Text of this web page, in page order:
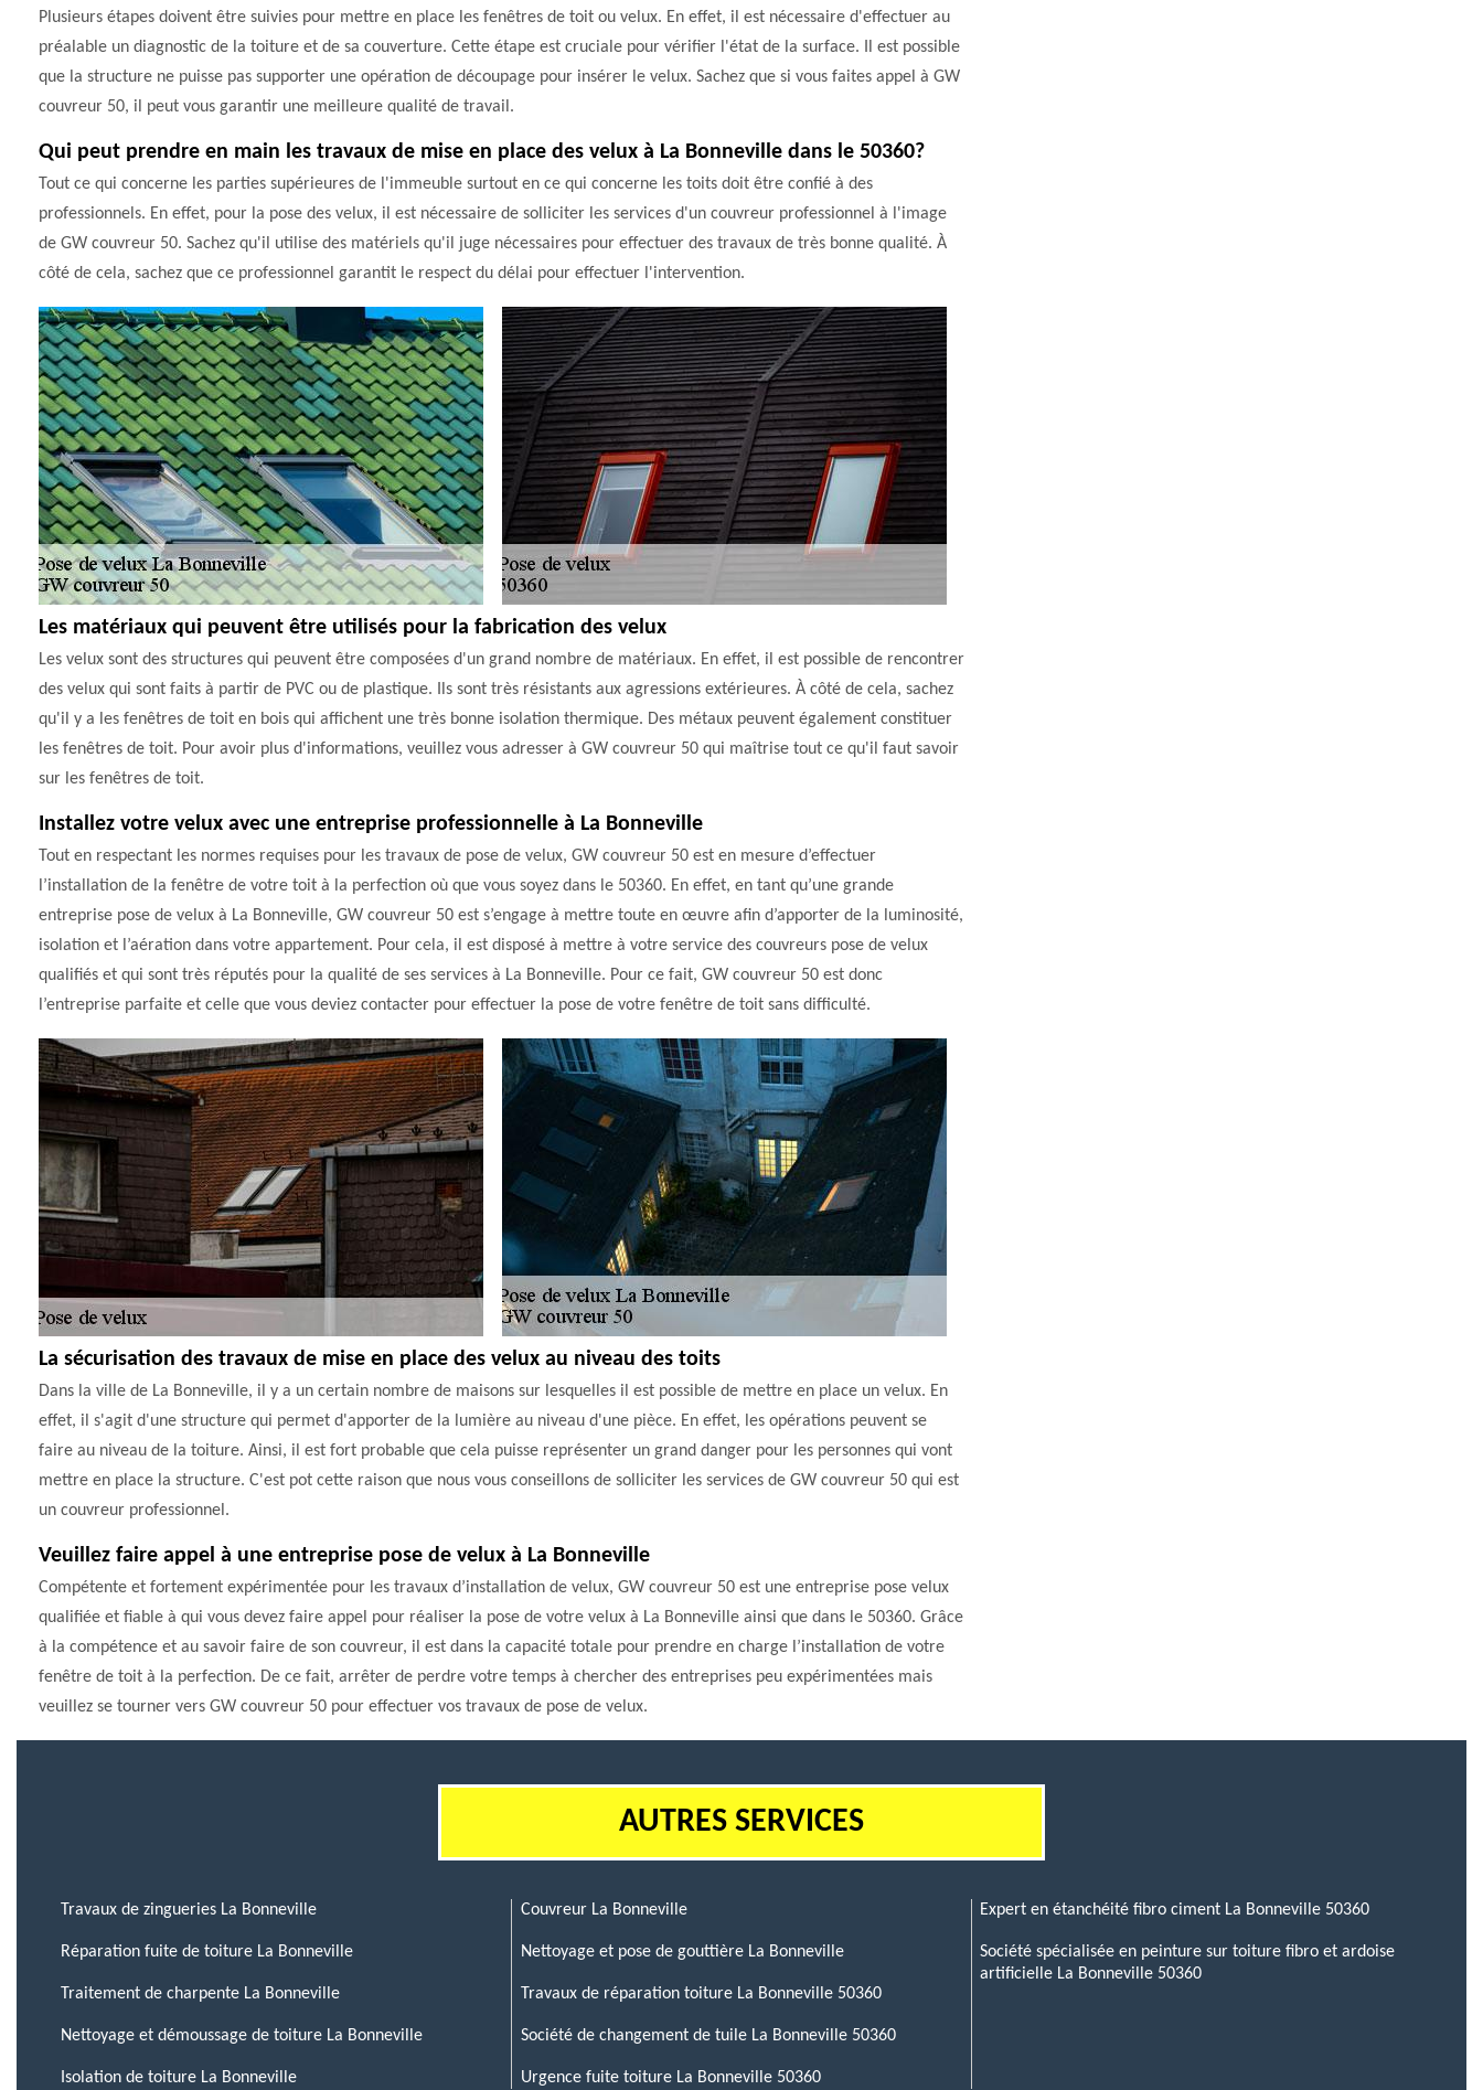
Plusieurs étapes doivent être suivies pour mettre en place les fenêtres de toit ou velux. En effet, il est nécessaire d'effectuer au
préalable un diagnostic de la toiture et de sa couverture. Cette étape est cruciale pour vérifier l'état de la surface. Il est possible
que la structure ne puisse pas supporter une opération de découpage pour insérer le velux. Sachez que si vous faites appel à GW
couvreur 50, il peut vous garantir une meilleure qualité de travail.
Qui peut prendre en main les travaux de mise en place des velux à La Bonneville dans le 50360?
Tout ce qui concerne les parties supérieures de l'immeuble surtout en ce qui concerne les toits doit être confié à des
professionnels. En effet, pour la pose des velux, il est nécessaire de solliciter les services d'un couvreur professionnel à l'image
de GW couvreur 50. Sachez qu'il utilise des matériels qu'il juge nécessaires pour effectuer des travaux de très bonne qualité. À
côté de cela, sachez que ce professionnel garantit le respect du délai pour effectuer l'intervention.
Les matériaux qui peuvent être utilisés pour la fabrication des velux
Les velux sont des structures qui peuvent être composées d'un grand nombre de matériaux. En effet, il est possible de rencontrer
des velux qui sont faits à partir de PVC ou de plastique. Ils sont très résistants aux agressions extérieures. À côté de cela, sachez
qu'il y a les fenêtres de toit en bois qui affichent une très bonne isolation thermique. Des métaux peuvent également constituer
les fenêtres de toit. Pour avoir plus d'informations, veuillez vous adresser à GW couvreur 50 qui maîtrise tout ce qu'il faut savoir
sur les fenêtres de toit.
Installez votre velux avec une entreprise professionnelle à La Bonneville
Tout en respectant les normes requises pour les travaux de pose de velux, GW couvreur 50 est en mesure d’effectuer
l’installation de la fenêtre de votre toit à la perfection où que vous soyez dans le 50360. En effet, en tant qu’une grande
entreprise pose de velux à La Bonneville, GW couvreur 50 est s’engage à mettre toute en œuvre afin d’apporter de la luminosité,
isolation et l’aération dans votre appartement. Pour cela, il est disposé à mettre à votre service des couvreurs pose de velux
qualifiés et qui sont très réputés pour la qualité de ses services à La Bonneville. Pour ce fait, GW couvreur 50 est donc
l’entreprise parfaite et celle que vous deviez contacter pour effectuer la pose de votre fenêtre de toit sans difficulté.
La sécurisation des travaux de mise en place des velux au niveau des toits
Dans la ville de La Bonneville, il y a un certain nombre de maisons sur lesquelles il est possible de mettre en place un velux. En
effet, il s'agit d'une structure qui permet d'apporter de la lumière au niveau d'une pièce. En effet, les opérations peuvent se
faire au niveau de la toiture. Ainsi, il est fort probable que cela puisse représenter un grand danger pour les personnes qui vont
mettre en place la structure. C'est pot cette raison que nous vous conseillons de solliciter les services de GW couvreur 50 qui est
un couvreur professionnel.
Veuillez faire appel à une entreprise pose de velux à La Bonneville
Compétente et fortement expérimentée pour les travaux d’installation de velux, GW couvreur 50 est une entreprise pose velux
qualifiée et fiable à qui vous devez faire appel pour réaliser la pose de votre velux à La Bonneville ainsi que dans le 50360. Grâce
à la compétence et au savoir faire de son couvreur, il est dans la capacité totale pour prendre en charge l’installation de votre
fenêtre de toit à la perfection. De ce fait, arrêter de perdre votre temps à chercher des entreprises peu expérimentées mais
veuillez se tourner vers GW couvreur 50 pour effectuer vos travaux de pose de velux.
AUTRES SERVICES
Travaux de zingueries La Bonneville
Réparation fuite de toiture La Bonneville
Traitement de charpente La Bonneville
Nettoyage et démoussage de toiture La Bonneville
Isolation de toiture La Bonneville
Couvreur La Bonneville
Nettoyage et pose de gouttière La Bonneville
Travaux de réparation toiture La Bonneville 50360
Société de changement de tuile La Bonneville 50360
Urgence fuite toiture La Bonneville 50360
Expert en étanchéité fibro ciment La Bonneville 50360
Société spécialisée en peinture sur toiture fibro et ardoise
artificielle La Bonneville 50360